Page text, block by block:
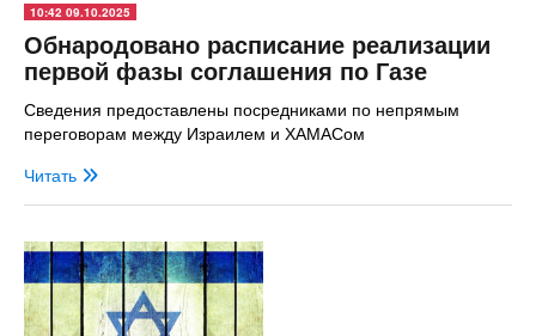
10:42 09.10.2025
Обнародовано расписание реализации
первой фазы соглашения по Газе
Сведения предоставлены посредниками по непрямым
переговорам между Израилем и ХАМАСом
Читать